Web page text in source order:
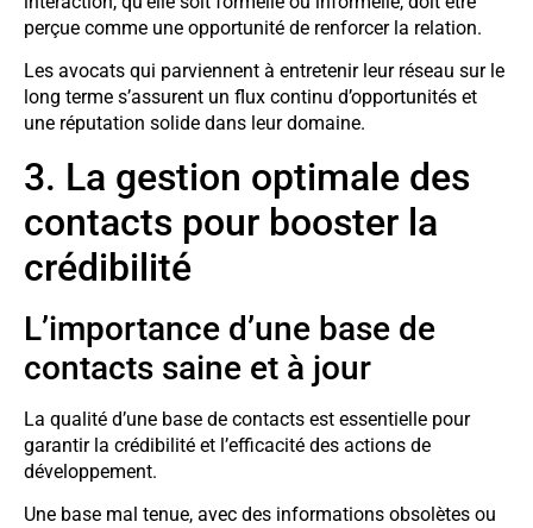
perçue comme une opportunité de renforcer la relation.
Les avocats qui parviennent à entretenir leur réseau sur le
long terme s’assurent un flux continu d’opportunités et
une réputation solide dans leur domaine.
3. La gestion optimale des
contacts pour booster la
crédibilité
L’importance d’une base de
contacts saine et à jour
La qualité d’une base de contacts est essentielle pour
garantir la crédibilité et l’efficacité des actions de
développement.
Une base mal tenue, avec des informations obsolètes ou